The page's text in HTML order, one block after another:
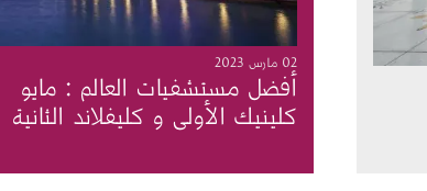
02 مارس 2023
أفضل مستشفيات العالم : مايو
كلينيك الأولى و كليفلاند الثانية